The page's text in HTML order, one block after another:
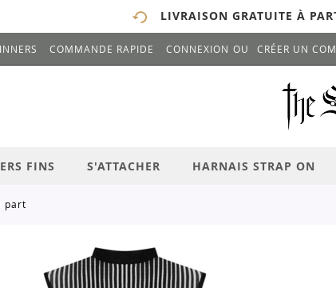
LIVRAISON GRATUITE À
COMMANDE RAPIDE CONNEXION CRÉER UN
MOINS 3 CARACTÈRES POUR LANCER LA RECHERCHE #
FINS S'ATTACHER HARNAIS STRAP ON
part